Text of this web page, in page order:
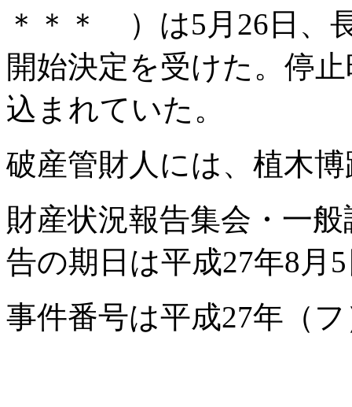
＊＊＊ ）は5月26日、
開始決定を受けた。停
込まれていた。
破産管財人には、植木
財産状況報告集会・一
告の期日は平成27年8月
事件番号は平成27年（